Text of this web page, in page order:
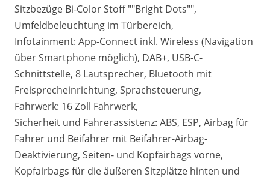
Sitzbezüge Bi-Color Stoff ""Bright Dots"",
Umfeldbeleuchtung im Türbereich,
Infotainment: App-Connect inkl. Wireless (Navigation
über Smartphone möglich), DAB+, USB-C-
Schnittstelle, 8 Lautsprecher, Bluetooth mit
Freisprecheinrichtung, Sprachsteuerung,
Fahrwerk: 16 Zoll Fahrwerk,
Sicherheit und Fahrerassistenz: ABS, ESP, Airbag für
Fahrer und Beifahrer mit Beifahrer-Airbag-
Deaktivierung, Seiten- und Kopfairbags vorne,
Kopfairbags für die äußeren Sitzplätze hinten und